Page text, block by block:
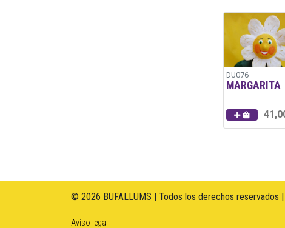
DU076
MARGARITA
© 2026 BUFALLUMS | Todos los derechos reservados
Aviso legal